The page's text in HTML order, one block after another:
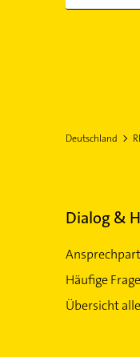
Deutschland
Dialog &
Häufige
Übersicht